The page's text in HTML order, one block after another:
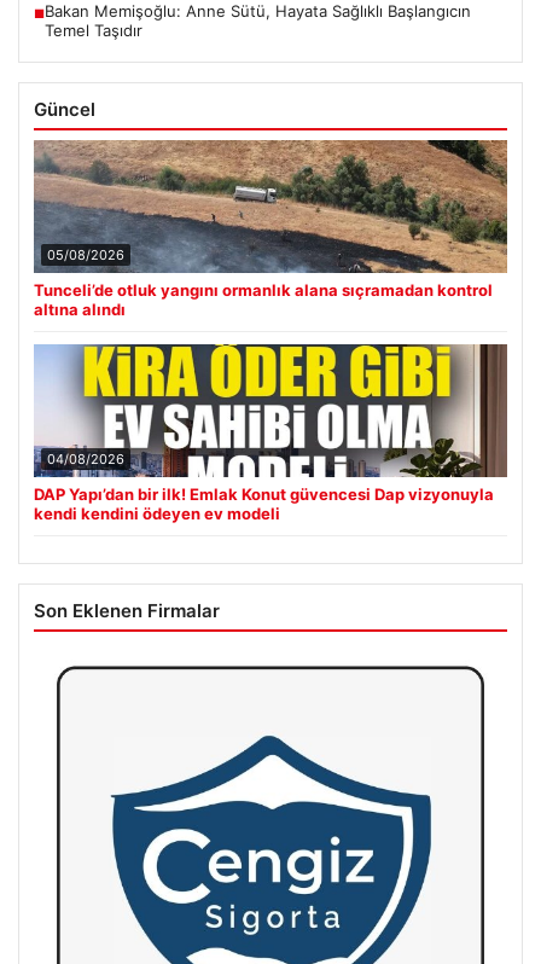
■Bakan Memişoğlu: Anne Sütü, Hayata Sağlıklı Başlangıcın
Temel Taşıdır
Güncel
05/08/2026
Tunceli’de otluk yangını ormanlık alana sıçramadan kontrol
altına alındı
04/08/2026
DAP Yapı’dan bir ilk! Emlak Konut güvencesi Dap vizyonuyla
kendi kendini ödeyen ev modeli
Son Eklenen Firmalar